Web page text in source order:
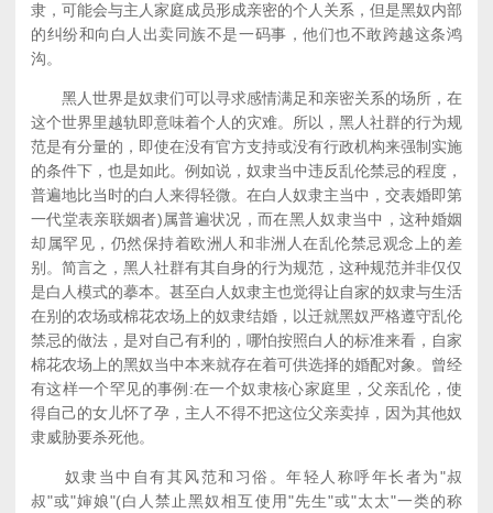
隶，可能会与主人家庭成员形成亲密的个人关系，但是黑奴内部
的纠纷和向白人出卖同族不是一码事，他们也不敢跨越这条鸿
沟。
黑人世界是奴隶们可以寻求感情满足和亲密关系的场所，在
这个世界里越轨即意味着个人的灾难。所以，黑人社群的行为规
范是有分量的，即使在没有官方支持或没有行政机构来强制实施
的条件下，也是如此。例如说，奴隶当中违反乱伦禁忌的程度，
普遍地比当时的白人来得轻微。在白人奴隶主当中，交表婚即第
一代堂表亲联姻者)属普遍状况，而在黑人奴隶当中，这种婚姻
却属罕见，仍然保持着欧洲人和非洲人在乱伦禁忌观念上的差
别。简言之，黑人社群有其自身的行为规范，这种规范并非仅仅
是白人模式的摹本。甚至白人奴隶主也觉得让自家的奴隶与生活
在别的农场或棉花农场上的奴隶结婚，以迁就黑奴严格遵守乱伦
禁忌的做法，是对自己有利的，哪怕按照白人的标准来看，自家
棉花农场上的黑奴当中本来就存在着可供选择的婚配对象。曾经
有这样一个罕见的事例:在一个奴隶核心家庭里，父亲乱伦，使
得自己的女儿怀了孕，主人不得不把这位父亲卖掉，因为其他奴
隶威胁要杀死他。
奴隶当中自有其风范和习俗。年轻人称呼年长者为"叔
叔"或"婶娘"(白人禁止黑奴相互使用"先生"或"太太"一类的称